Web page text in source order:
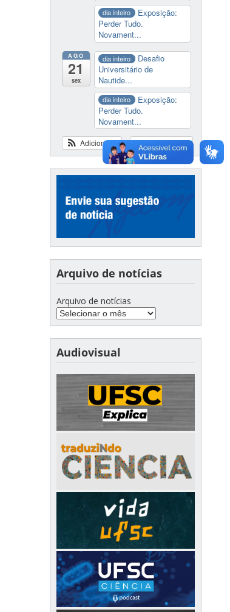
dia inteiro
Exposição:
Perder Tudo.
Novament...
AGO
21
sex
dia inteiro
Desafio
Universitário de
Nautide...
dia inteiro
Exposição:
Perder Tudo.
Novament...
Ver calendário
Adicionar
Arquivo de notícias
Arquivo de notícias
Audiovisual